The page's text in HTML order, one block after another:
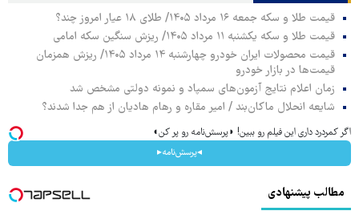
قیمت طلا و سکه جمعه ۱۶ مرداد ۱۴۰۵/ طلای ۱۸ عیار امروز چند؟
قیمت طلا و سکه یکشنبه ۱۱ مرداد ۱۴۰۵/ ریزش سنگین سکه امامی
قیمت محصولات ایران خودرو چهارشنبه ۱۴ مرداد ۱۴۰۵/ ریزش همزمان
قیمت‌ها در بازار خودرو
زمان اعلام نتایج آزمون‌های سمپاد و نمونه دولتی مشخص شد
شایعه انحلال ماکان‌بند / امیر مقاره و رهام هادیان از هم جدا شدند؟
اگر کمردرد داری این فیلم رو ببین! ◗پرسش‌نامه رو پر کن◖
◂پرسش‌نامه▸
مطالب پیشنهادی